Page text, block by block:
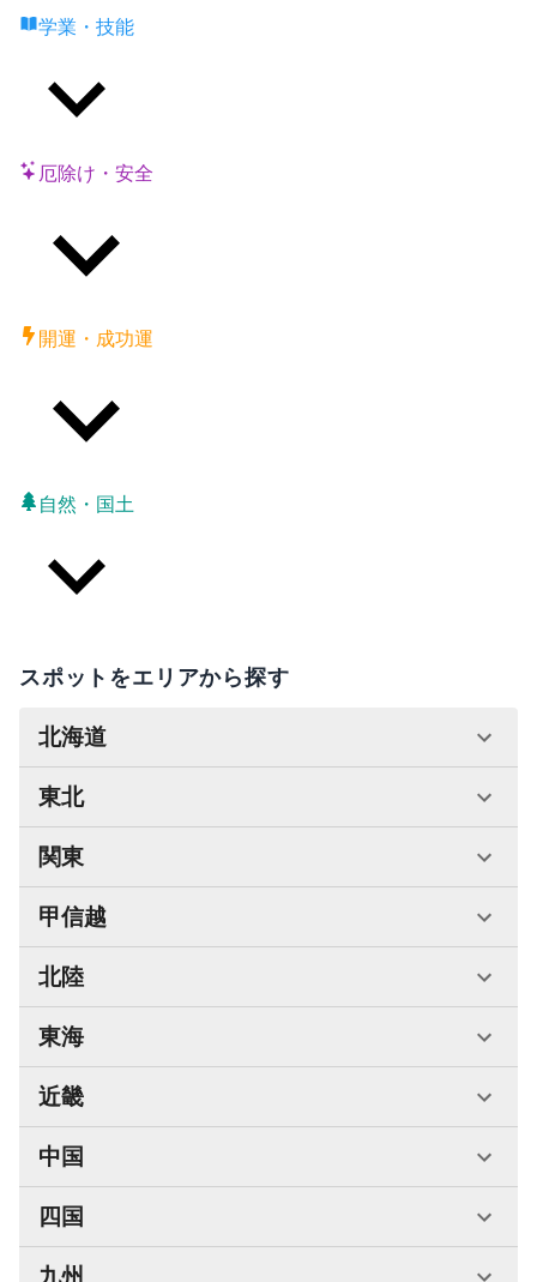
学業・技能
厄除け・安全
開運・成功運
自然・国土
スポットをエリアから探す
北海道
東北
関東
甲信越
北陸
東海
近畿
中国
四国